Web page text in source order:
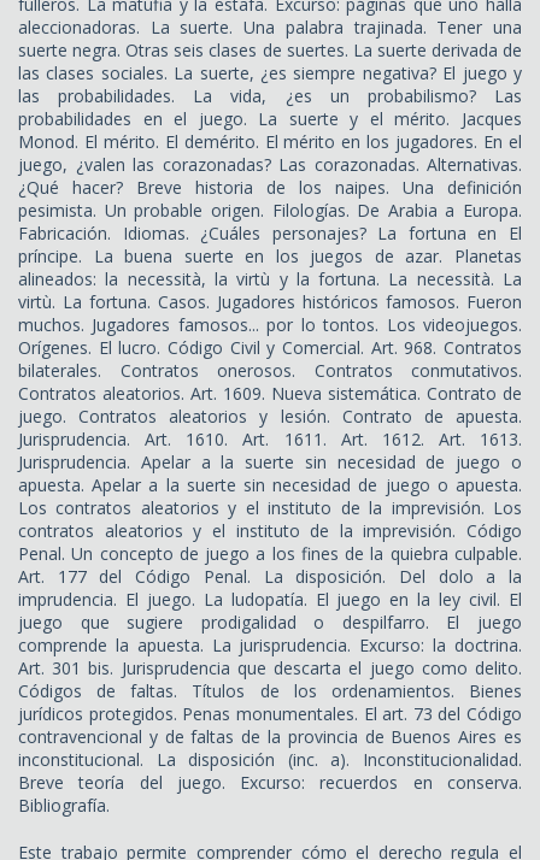
aleccionadoras. La suerte. Una palabra trajinada. Tener una
suerte negra. Otras seis clases de suertes. La suerte derivada de
las clases sociales. La suerte, ¿es siempre negativa? El juego y
las probabilidades. La vida, ¿es un probabilismo? Las
probabilidades en el juego. La suerte y el mérito. Jacques
Monod. El mérito. El demérito. El mérito en los jugadores. En el
juego, ¿valen las corazonadas? Las corazonadas. Alternativas.
¿Qué hacer? Breve historia de los naipes. Una definición
pesimista. Un probable origen. Filologías. De Arabia a Europa.
Fabricación. Idiomas. ¿Cuáles personajes? La fortuna en El
príncipe. La buena suerte en los juegos de azar. Planetas
alineados: la necessità, la virtù y la fortuna. La necessità. La
virtù. La fortuna. Casos. Jugadores históricos famosos. Fueron
muchos. Jugadores famosos... por lo tontos. Los videojuegos.
Orígenes. El lucro. Código Civil y Comercial. Art. 968. Contratos
bilaterales. Contratos onerosos. Contratos conmutativos.
Contratos aleatorios. Art. 1609. Nueva sistemática. Contrato de
juego. Contratos aleatorios y lesión. Contrato de apuesta.
Jurisprudencia. Art. 1610. Art. 1611. Art. 1612. Art. 1613.
Jurisprudencia. Apelar a la suerte sin necesidad de juego o
apuesta. Apelar a la suerte sin necesidad de juego o apuesta.
Los contratos aleatorios y el instituto de la imprevisión. Los
contratos aleatorios y el instituto de la imprevisión. Código
Penal. Un concepto de juego a los fines de la quiebra culpable.
Art. 177 del Código Penal. La disposición. Del dolo a la
imprudencia. El juego. La ludopatía. El juego en la ley civil. El
juego que sugiere prodigalidad o despilfarro. El juego
comprende la apuesta. La jurisprudencia. Excurso: la doctrina.
Art. 301 bis. Jurisprudencia que descarta el juego como delito.
Códigos de faltas. Títulos de los ordenamientos. Bienes
jurídicos protegidos. Penas monumentales. El art. 73 del Código
contravencional y de faltas de la provincia de Buenos Aires es
inconstitucional. La disposición (inc. a). Inconstitucionalidad.
Breve teoría del juego. Excurso: recuerdos en conserva.
Bibliografía.
Este trabajo permite comprender cómo el derecho regula el